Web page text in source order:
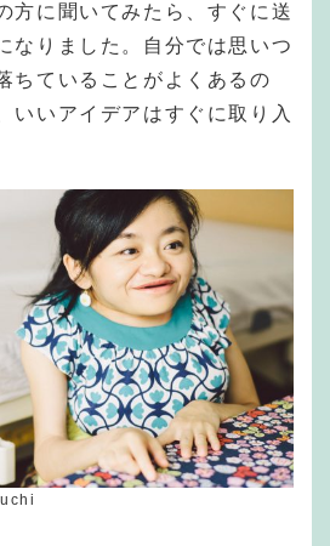
方に聞いてみたら、すぐに送
なりました。自分では思いつ
ちていることがよくあるの
いいアイデアはすぐに取り入